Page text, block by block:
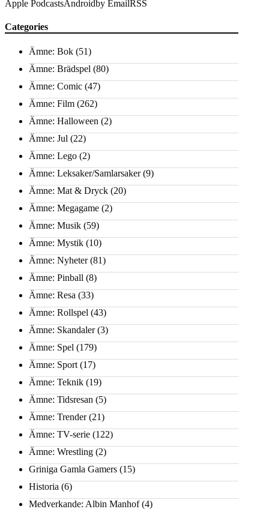
Apple PodcastsAndroidby EmailRSS
Categories
Ämne: Bok (51)
Ämne: Brädspel (80)
Ämne: Comic (47)
Ämne: Film (262)
Ämne: Halloween (2)
Ämne: Jul (22)
Ämne: Lego (2)
Ämne: Leksaker/Samlarsaker(9)
Ämne: Mat & Dryck (20)
Ämne: Megagame (2)
Ämne: Musik (59)
Ämne: Mystik (10)
Ämne: Nyheter(81)
Ämne: Pinball (8)
Ämne: Resa (33)
Ämne: Rollspel (43)
Ämne: Skandaler(3)
Ämne: Spel (179)
Ämne: Sport (17)
Ämne: Teknik (19)
Ämne: Tidsresan (5)
Ämne: Trender(21)
Ämne: TV-serie (122)
Ämne: Wrestling (2)
Griniga Gamla Gamers (15)
Historia (6)
Medverkande: Albin Manhof(4)